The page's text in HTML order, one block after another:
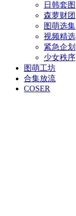
日韩套图
森萝财团
图萌选集
视频精选
紧急企划
少女秩序
图萌工坊
合集放流
COSER